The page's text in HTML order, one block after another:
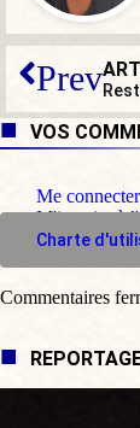
Prev
VOS
Me connecter
M'inscrire à
Charte
Commentaires